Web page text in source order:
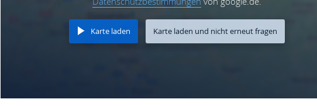
Karte laden Karte laden und nicht erneut fragen